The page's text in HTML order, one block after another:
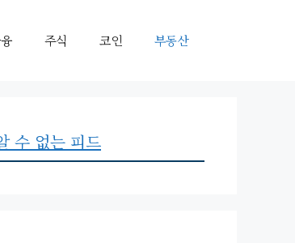
주식 코인 부동산
수 없는 피드